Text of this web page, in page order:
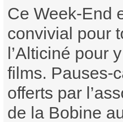
Ce Week-End
convivial pour
l’Alticiné pour
films. Pauses-
offerts par
de la Bobine